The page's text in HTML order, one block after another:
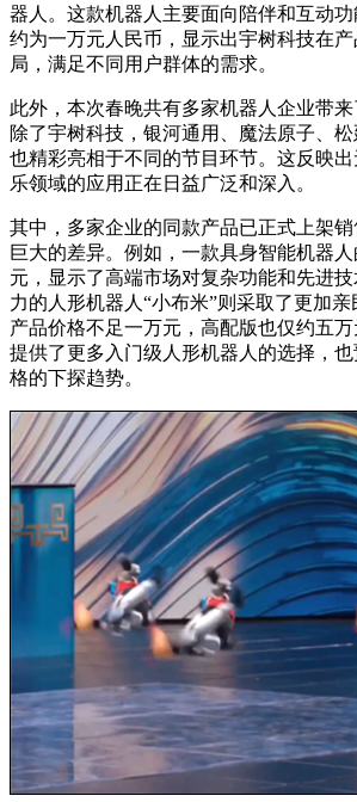
器人。这款机器人主要面向陪伴和互动功
约为一万元人民币，显示出宇树科技在
局，满足不同用户群体的需求。
此外，本次春晚共有多家机器人企业带来
除了宇树科技，银河通用、魔法原子、
也精彩亮相于不同的节目环节。这反映
乐领域的应用正在日益广泛和深入。
其中，多家企业的同款产品已正式上架
巨大的差异。例如，一款具身智能机器
元，显示了高端市场对复杂功能和先进
力的人形机器人“小布米”则采取了更加
产品价格不足一万元，高配版也仅约五
提供了更多入门级人形机器人的选择，
格的下探趋势。